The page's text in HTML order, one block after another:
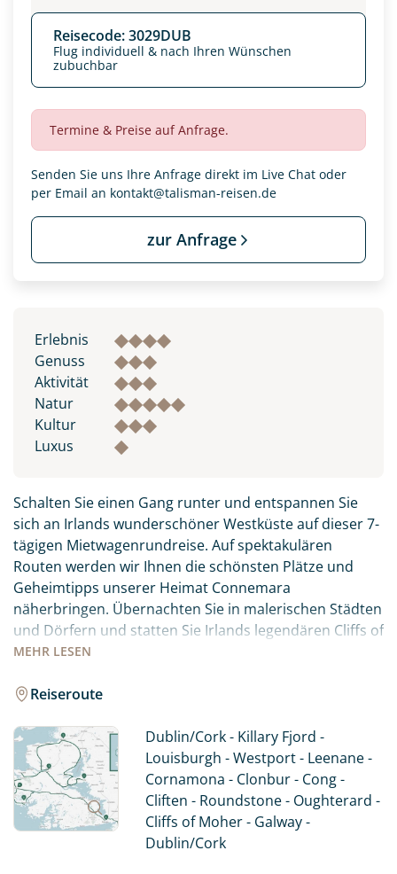
Reisecode: 3029DUB
Flug individuell & nach Ihren Wünschen
zubuchbar
Termine & Preise auf Anfrage.
Senden Sie uns Ihre Anfrage direkt im Live Chat oder
per Email an kontakt@talisman-reisen.de
zur Anfrage
Erlebnis
Genuss
Aktivität
Natur
Kultur
Luxus
MEHR LESEN
Schalten Sie einen Gang runter und entspannen Sie
sich an Irlands wunderschöner Westküste auf dieser 7-
tägigen Mietwagenrundreise. Auf spektakulären
Routen werden wir Ihnen die schönsten Plätze und
Geheimtipps unserer Heimat Connemara
näherbringen. Übernachten Sie in malerischen Städten
und Dörfern und statten Sie Irlands legendären Cliffs of
Moher einen Besuch ab. Entschleunigen Sie auf eine
des Wild Atlantic Way unterwegs sind. Obwohl es sich
Fahrt durch Connemara so viel zu sehen und zu
erleben. Wir haben die spektakulärsten Routen für Sie
ausgewählt - durch einsame Täler und an Irlands
einzigem Fjord entlang. Sie übernachten in
gemütlichen und charmanten 3*-Hotels und/oder
Reiseroute
Dublin/Cork - Killary Fjord -
Louisburgh - Westport - Leenane -
Cornamona - Clonbur - Cong -
Cliften - Roundstone - Oughterard -
Cliffs of Moher - Galway -
Dublin/Cork
Weitere Informationen
geschickt. Mit Absenden des Formulars, erklären Sie, dass
Sie dieDatenschutzerklärung
Kenntnis genommen und akzeptiert haben.